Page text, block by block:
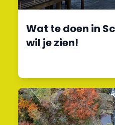
Wat te doen in
wil je zien!